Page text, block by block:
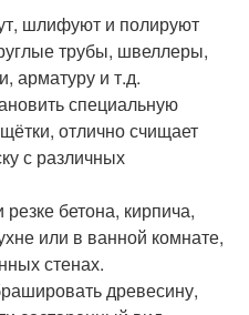
шлифуют и полируют
трубы, швеллеры,
арматуру и т.д.
специальную
отлично счищает
с различных
бетона, кирпича,
или в ванной комнате,
стенах.
древесину,